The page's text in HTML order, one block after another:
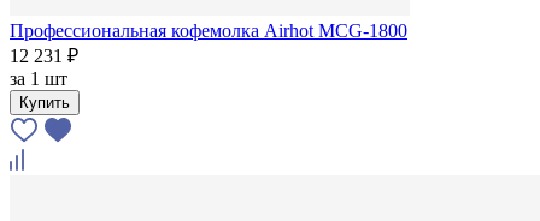
Профессиональная кофемолка Airhot MCG-1800
12 231 ₽
за 1 шт
Купить